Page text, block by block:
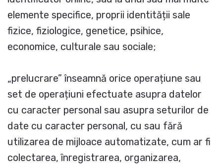
elemente specifice, proprii identității sale
fizice, fiziologice, genetice, psihice,
economice, culturale sau sociale;
„prelucrare” înseamnă orice operațiune sau
set de operațiuni efectuate asupra datelor
cu caracter personal sau asupra seturilor de
date cu caracter personal, cu sau fără
utilizarea de mijloace automatizate, cum ar fi
colectarea, înregistrarea, organizarea,